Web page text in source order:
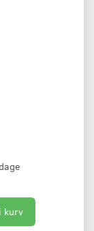
kurv